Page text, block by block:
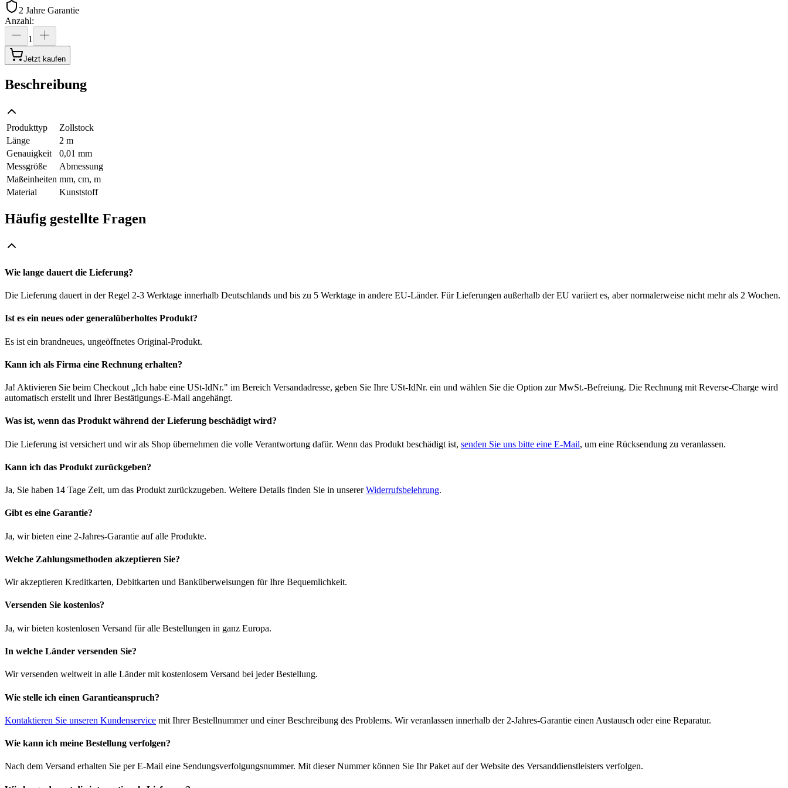
2 Jahre Garantie
Anzahl:
1
Jetzt kaufen
Beschreibung
Produkttyp
Zollstock
Länge
2 m
Genauigkeit
0,01 mm
Messgröße
Abmessung
Maßeinheiten mm, cm, m
Material
Kunststoff
Häufig gestellte Fragen
Wie lange dauert die Lieferung?
Die Lieferung dauert in der Regel 2-3 Werktage innerhalb Deutschlands und bis zu 5 Werktage in andere EU-Länder. Für Lieferungen außerhalb der EU variiert es, aber normalerweise nicht mehr als 2 Wochen.
Ist es ein neues oder generalüberholtes Produkt?
Es ist ein brandneues, ungeöffnetes Original-Produkt.
Kann ich als Firma eine Rechnung erhalten?
Ja! Aktivieren Sie beim Checkout „Ich habe eine USt-IdNr." im Bereich Versandadresse, geben Sie Ihre USt-IdNr. ein und wählen Sie die Option zur MwSt.-Befreiung. Die Rechnung mit Reverse-Charge wird
automatisch erstellt und Ihrer Bestätigungs-E-Mail angehängt.
Was ist, wenn das Produkt während der Lieferung beschädigt wird?
Die Lieferung ist versichert und wir als Shop übernehmen die volle Verantwortung dafür. Wenn das Produkt beschädigt ist, senden Sie uns bitte eine E-Mail, um eine Rücksendung zu veranlassen.
Kann ich das Produkt zurückgeben?
Ja, Sie haben 14 Tage Zeit, um das Produkt zurückzugeben. Weitere Details finden Sie in unsererWiderrufsbelehrung.
Gibt es eine Garantie?
Ja, wir bieten eine 2-Jahres-Garantie auf alle Produkte.
Welche Zahlungsmethoden akzeptieren Sie?
Wir akzeptieren Kreditkarten, Debitkarten und Banküberweisungen für Ihre Bequemlichkeit.
Versenden Sie kostenlos?
Ja, wir bieten kostenlosen Versand für alle Bestellungen in ganz Europa.
In welche Länder versenden Sie?
Wir versenden weltweit in alle Länder mit kostenlosem Versand bei jeder Bestellung.
Wie stelle ich einen Garantieanspruch?
Kontaktieren Sie unseren Kundenservice mit Ihrer Bestellnummer und einer Beschreibung des Problems. Wir veranlassen innerhalb der 2-Jahres-Garantie einen Austausch oder eine Reparatur.
Wie kann ich meine Bestellung verfolgen?
Nach dem Versand erhalten Sie per E-Mail eine Sendungsverfolgungsnummer. Mit dieser Nummer können Sie Ihr Paket auf der Website des Versanddienstleisters verfolgen.